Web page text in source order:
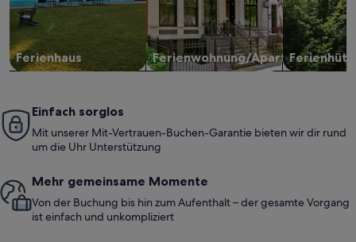
Ferienhaus Ferienwohnung/Apartment
Einfach sorglos
Mit unserer Mit-Vertrauen-Buchen-Garantie bieten wir dir rund
um die Uhr Unterstützung
Mehr gemeinsame Momente
Von der Buchung bis hin zum Aufenthalt – der gesamte Vorgang
ist einfach und unkompliziert